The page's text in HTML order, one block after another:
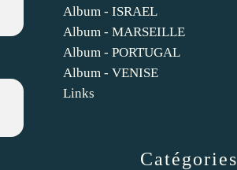
Catégories
Album - ISRAEL
Album - MARSEILLE
Album - PORTUGAL
Album - VENISE
Links